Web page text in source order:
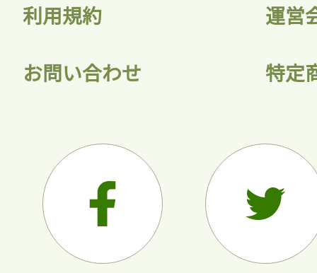
利用規約 運営
お問い合わせ 特定